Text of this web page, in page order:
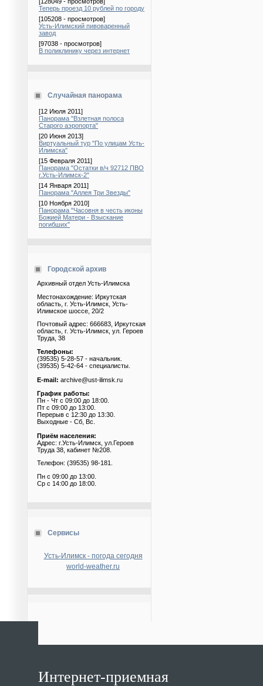
Теперь проезд 10 рублей по городу
[105208 - просмотров]
Усть-Илимский пивоваренный
завод
[97038 - просмотров]
В поликлинику через интернет
Случайная панорама
[12 Июля 2011]
Панорама "Взлетная полоса
Старого аэропорта"
[20 Июня 2013]
Виртуальный тур "По улицам Усть-
Илимска"
[15 Февраля 2011]
Панорама "Остатки в/ч 92712 ПВО
г.Усть-Илимск-2"
[14 Января 2011]
Панорама "Аллея Три Звезды"
[10 Ноября 2010]
Панорама "Часовня в честь иконы
Божией Матери - Взыскание
погибших"
Городской архив
Архивный отдел Усть-Илимска
Местонахождение: Иркутская
область, г. Усть-Илимск, Усть-
Илимское шоссе, 20/2
Почтовый адрес: 666683, Иркутская
область, г. Усть-Илимск, ул. Героев
Труда, 38
Телефоны:
(39535) 5-28-57 - начальник.
(39535) 5-42-64 - специалисты.
E-mail: archive@ust-ilimsk.ru
График работы:
Пн - Чт с 09:00 до 18:00.
Пт с 09:00 до 13:00.
Перерыв с 12:30 до 13:30.
Выходные - Сб, Вс.
Приём населения:
Адрес: г.Усть-Илимск, ул.Героев
Труда 38, кабинет №208.
Телефон: (39535) 98-181.
Пн с 09:00 до 13:00.
Ср с 14:00 до 18:00.
Сервисы
Усть-Илимск - погода сегодня
world-weather.ru
Интернет-приемная